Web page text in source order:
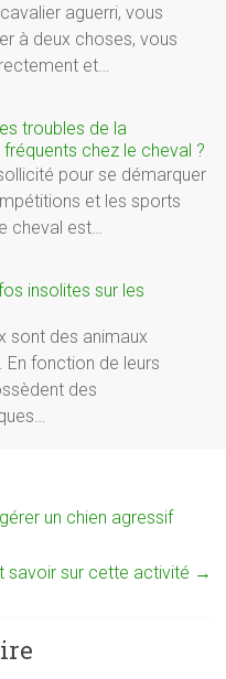
aguerri, vous
à deux choses, vous
et…
troubles de la
chez le cheval ?
pour se démarquer
et les sports
cheval est…
insolites sur les
sont des animaux
En fonction de leurs
des
un chien agressif
savoir sur cette activité →